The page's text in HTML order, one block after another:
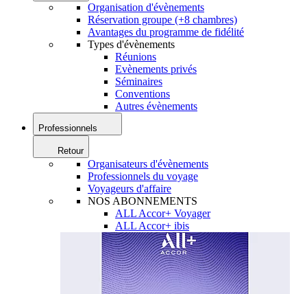
Organisation d'évènements
Réservation groupe (+8 chambres)
Avantages du programme de fidélité
Types d'évènements
Réunions
Evènements privés
Séminaires
Conventions
Autres évènements
Professionnels
Retour
Organisateurs d'évènements
Professionnels du voyage
Voyageurs d'affaire
NOS ABONNEMENTS
ALL Accor+ Voyager
ALL Accor+ ibis